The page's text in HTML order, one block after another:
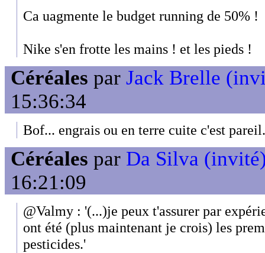
Ca uagmente le budget running de 50% !
Nike s'en frotte les mains ! et les pieds !
Céréales par Jack Brelle
15:36:34
Bof... engrais ou en terre cuite c'est
Céréales par Da Silva
16:21:09
@Valmy : '(...)je peux t'assurer par
ont été (plus maintenant je crois) les
pesticides.'